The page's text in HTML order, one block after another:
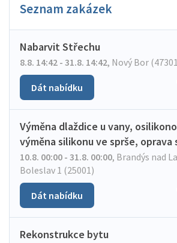
Seznam zakázek
Nabarvit Střechu
8.8. 14:42 - 31.8. 14:42, Nový Bor
Dát nabídku
Výměna dlaždice u vany,
výměna silikonu ve sprše, oprava
10.8. 00:00 - 31.8. 00:00, Brandýs nad
Boleslav 1 (25001)
Dát nabídku
Rekonstrukce bytu